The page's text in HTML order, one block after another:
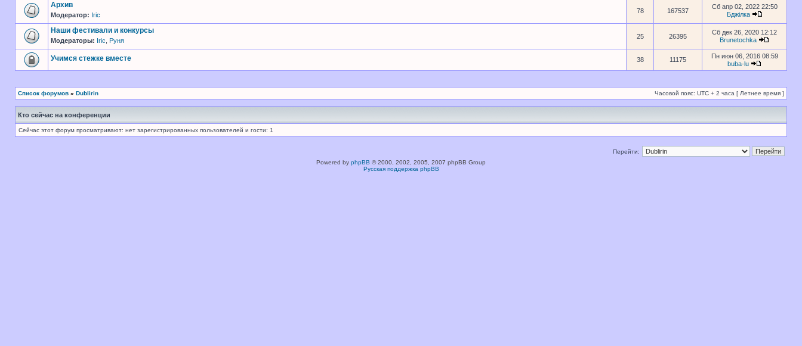
Архив
Модератор: Iric
78 167537
Сб апр 02, 2022 22:50
Бджілка
Наши фестивали и конкурсы
Модераторы: Iric Руня
25 26395
Сб дек 26, 2020 12:12
Brunetochka
Учимся стежке вместе 38 11175
Пн июн 06, 2016 08:59
buba-lu
Список форумов » Dublirin Часовой пояс: UTC + 2 часа [ Летнее время ]
Кто сейчас на конференции
Сейчас этот форум просматривают: нет зарегистрированных пользователей и гости: 1
Перейти:
Powered by phpBB © 2000, 2002, 2005, 2007 phpBB Group
Русская поддержка phpBB